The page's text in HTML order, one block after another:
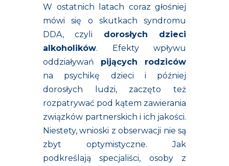
W ostatnich latach coraz głośniej
mówi się o skutkach syndromu
DDA, czyli dorosłych dzieci
alkoholików. Efekty wpływu
oddziaływań pijących rodziców
na psychikę dzieci i później
dorosłych ludzi, zaczęto też
rozpatrywać pod kątem zawierania
związków partnerskich i ich jakości.
Niestety, wnioski z obserwacji nie są
zbyt optymistyczne. Jak
podkreślają specjaliści, osoby z